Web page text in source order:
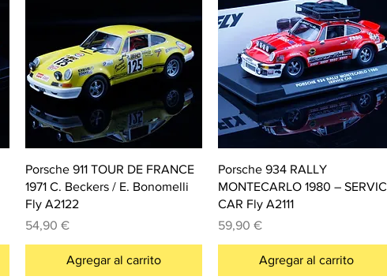
Porsche 911 TOUR DE FRANCE
1971 C. Beckers / E. Bonomelli
Fly A2122
Precio
54,90 €
Agregar al carrito
Porsche 934 RALLY
MONTECARLO 1980 –
CAR Fly A2111
Precio
59,90 €
Agregar al carrito